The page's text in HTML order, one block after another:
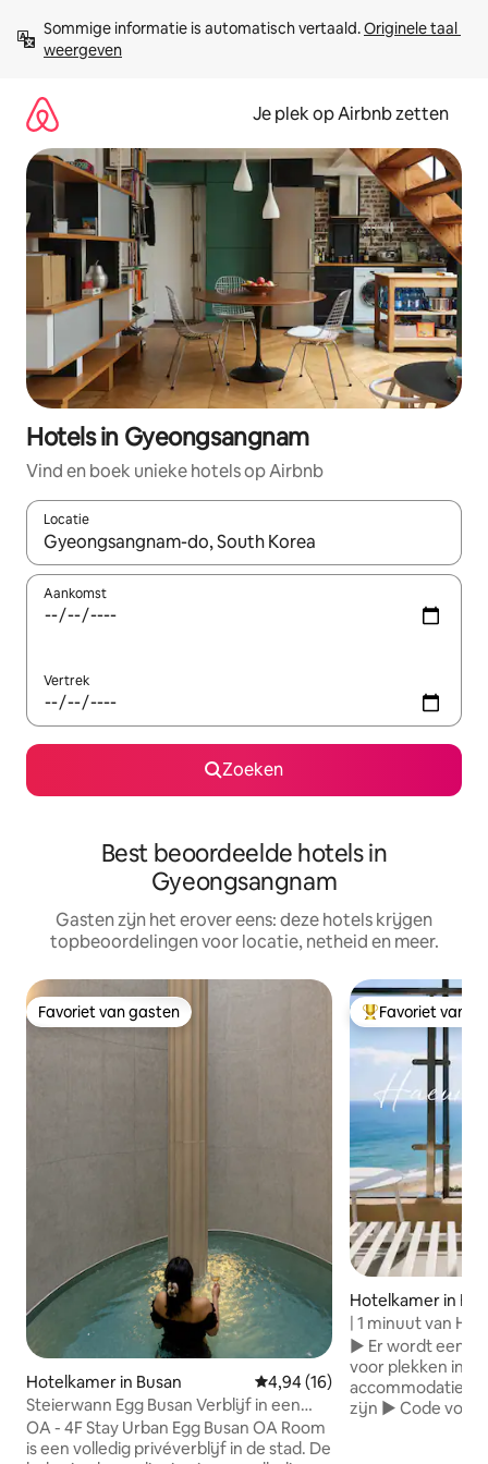
direct
naar
Sommige informatie is automatisch vertaald. Originele taal
weergeven
Je plek op Airbnb zetten
Hotels in Gyeongsangnam
Vind en boek unieke hotels op Airbnb
Locatie
Wanneer er resultaten beschikbaar zijn, maak je een keuze
Aankomst
Vertrek
Zoeken
Best beoordeelde hotels in
Gyeongsangnam
Gasten zijn het erover eens: deze hotels krijgen
topbeoordelingen voor locatie, netheid en meer.
Favoriet van gasten
Favoriet van gasten
Hotelkamer in Busan Gemiddelde beoordeling van
4,94 (16)
Steierwann Egg Busan Verblijf in een
stedelijk privézwembad (OA 4F)
OA - 4F Stay Urban Egg Busan OA Room
is een volledig privéverblijf in de stad. De
Topfavoriet van
Favoriet van
Hotelkamer in
| 1 minuut van
Nieuwbouw,
uitzicht op de
dubbel balkon ·
· volledige opties
▶️ Er wordt een
voor plekken in
accommodatie
zijn ▶️ Code voor